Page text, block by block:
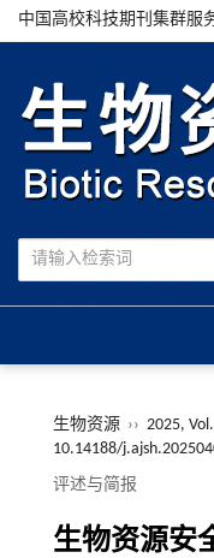
中国高校科技期刊集群服
生物资源 ›› 2025,
10.14188/
评述与简报
生物资源安